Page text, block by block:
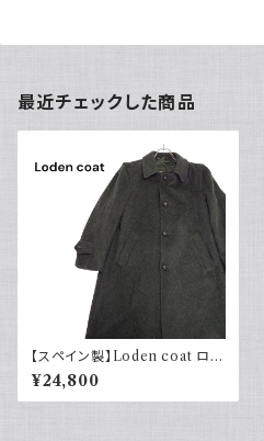
最近チェックした商品
【スペイン製】Loden coat ロー
デンコート モスグリーン ユーロ
ヴィンテージ ヨーロッパ古着 e
uro vintage ウール
¥24,800